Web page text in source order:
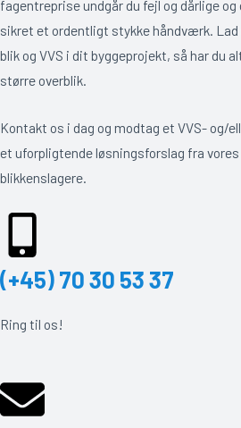
fagentreprise undgår du fejl og dårlige og
sikret et ordentligt stykke håndværk.
blik og VVS i dit byggeprojekt, så har du
større overblik.
Kontakt os i dag og modtag et VVS- og/
et uforpligtende løsningsforslag fra vores
blikkenslagere.
(+45) 70 30 53 37
Ring til os!